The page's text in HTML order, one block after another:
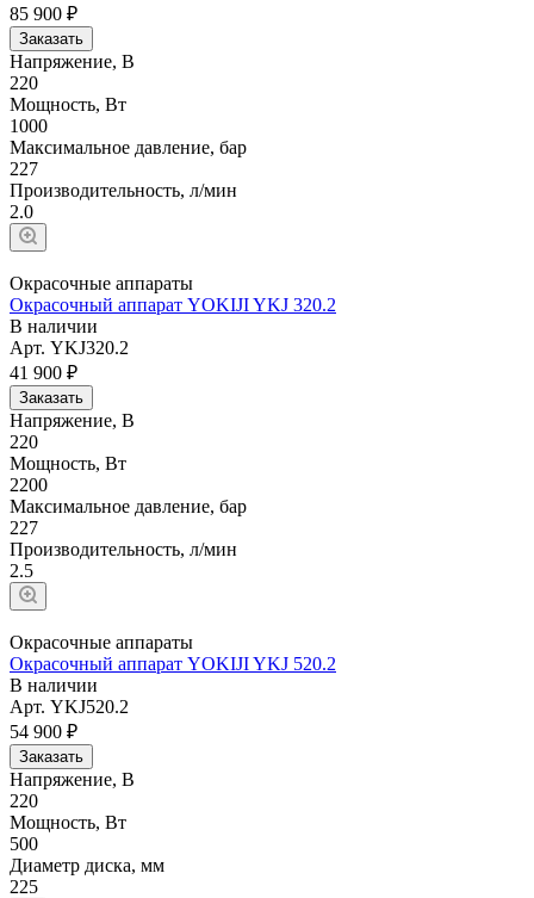
85 900 ₽
Заказать
Напряжение, В
220
Мощность, Вт
1000
Максимальное давление, бар
227
Производительность, л/мин
2.0
Окрасочные аппараты
Окрасочный аппарат YOKIJI YKJ 320.2
В наличии
Арт. YKJ320.2
41 900 ₽
Заказать
Напряжение, В
220
Мощность, Вт
2200
Максимальное давление, бар
227
Производительность, л/мин
2.5
Окрасочные аппараты
Окрасочный аппарат YOKIJI YKJ 520.2
В наличии
Арт. YKJ520.2
54 900 ₽
Заказать
Напряжение, В
220
Мощность, Вт
500
Диаметр диска, мм
225